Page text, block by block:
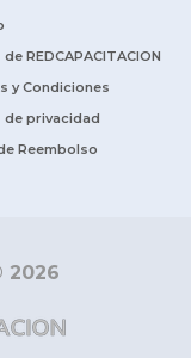
REDCAPACITACION
y Condiciones
de privacidad
Reembolso
2026